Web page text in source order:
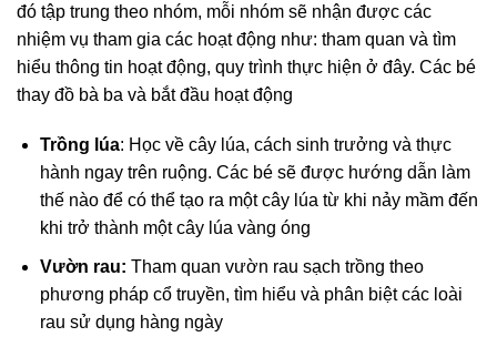
đó tập trung theo nhóm, mỗi nhóm sẽ nhận được các
nhiệm vụ tham gia các hoạt động như: tham quan và tìm
hiểu thông tin hoạt động, quy trình thực hiện ở đây. Các bé
thay đồ bà ba và bắt đầu hoạt động
Trồng lúa: Học về cây lúa, cách sinh trưởng và thực
hành ngay trên ruộng. Các bé sẽ được hướng dẫn làm
thế nào để có thể tạo ra một cây lúa từ khi nảy mầm đến
khi trở thành một cây lúa vàng óng
Vườn rau: Tham quan vườn rau sạch trồng theo
phương pháp cổ truyền, tìm hiểu và phân biệt các loài
rau sử dụng hàng ngày